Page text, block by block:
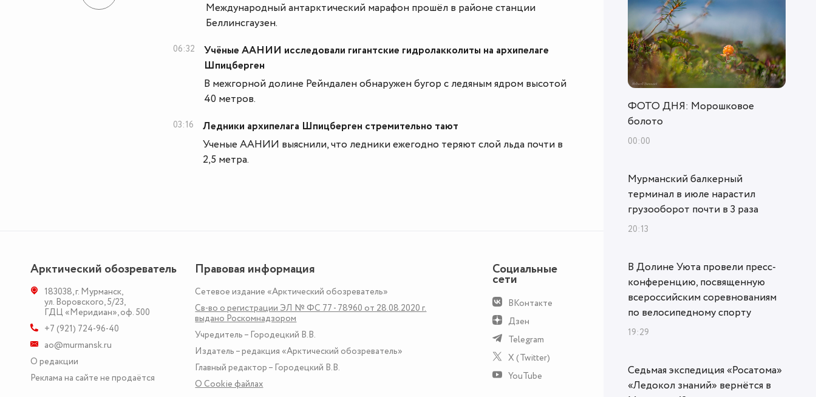
Международный антарктический марафон прошёл в районе станции
Беллинсгаузен.
06:32
Учёные ААНИИ исследовали гигантские гидролакколиты на архипелаге
Шпицберген
В межгорной долине Рейндален обнаружен бугор с ледяным ядром высотой
40 метров.
03:16
Ледники архипелага Шпицберген стремительно тают
Ученые ААНИИ выяснили, что ледники ежегодно теряют слой льда почти в
2,5 метра.
Арктический обозреватель
183038,г. Мурманск,
ул. Воровского, 5/23,
ГДЦ «Меридиан», оф. 500
+7 (921) 724-96-40
ao@murmansk.ru
О редакции
Реклама на сайте не продаётся
Правовая информация
Сетевое издание «Арктический обозреватель»
Св-во о регистрации ЭЛ № ФС 77 - 78960 от 28.08.2020 г.
выдано Роскомнадзором
Учредитель – Городецкий В.В.
Издатель – редакция «Арктический обозреватель»
Главный редактор – Городецкий В.В.
О Сookie файлах
Социальные
сети
ВКонтакте
Дзен
Telegram
X (Twitter)
YouTube
ФОТО ДНЯ: Морошковое
болото
00:00
Мурманский балкерный
терминал в июле нарастил
грузооборот почти в 3 раза
20:13
В Долине Уюта провели пресс-
конференцию, посвященную
всероссийским соревнованиям
по велосипедному спорту
19:29
Седьмая экспедиция «Росатома»
«Ледокол знаний» вернётся в